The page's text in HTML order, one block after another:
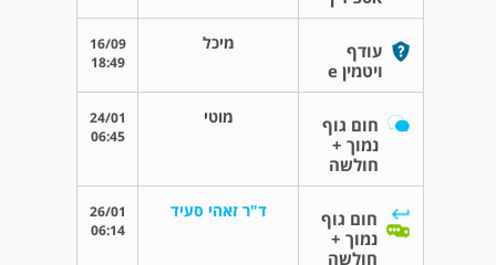
עודף
ויטמין e
מיכל
16/09
18:49
חום גוף
נמוך +
חולשה
מוטי
24/01
06:45
חום גוף
נמוך +
חולשה
ד"ר זאהי סעיד
26/01
06:14